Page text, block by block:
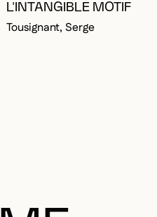
L'INTANGIBLE MOTIF
Tousignant, Serge